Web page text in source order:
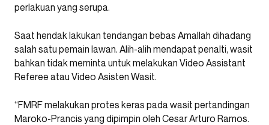
perlakuan yang serupa.
Saat hendak lakukan tendangan bebas Amallah dihadang
salah satu pemain lawan. Alih-alih mendapat penalti, wasit
bahkan tidak meminta untuk melakukan Video Assistant
Referee atau Video Asisten Wasit.
“FMRF melakukan protes keras pada wasit pertandingan
Maroko-Prancis yang dipimpin oleh Cesar Arturo Ramos.